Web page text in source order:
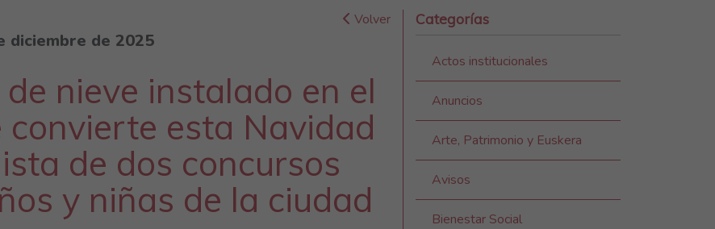
Volver
diciembre de 2025
nieve instalado en el
esta Navidad
de dos concursos
y niñas de la ciudad
Categorías
Actos institucionales
Anuncios
Arte, Patrimonio y Euskera
Avisos
Bienestar Social